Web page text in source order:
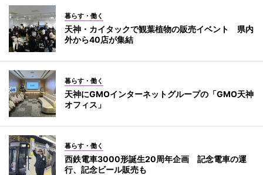
暮らす・働く
天神・カイタックで観葉植物の販売イベント 県内
外から40店が集結
暮らす・働く
天神にGMOインターネットグループの「GMO天神
オフィス」
暮らす・働く
西鉄電車3000形誕生20周年企画 記念電車の運
行、記念ビール販売も